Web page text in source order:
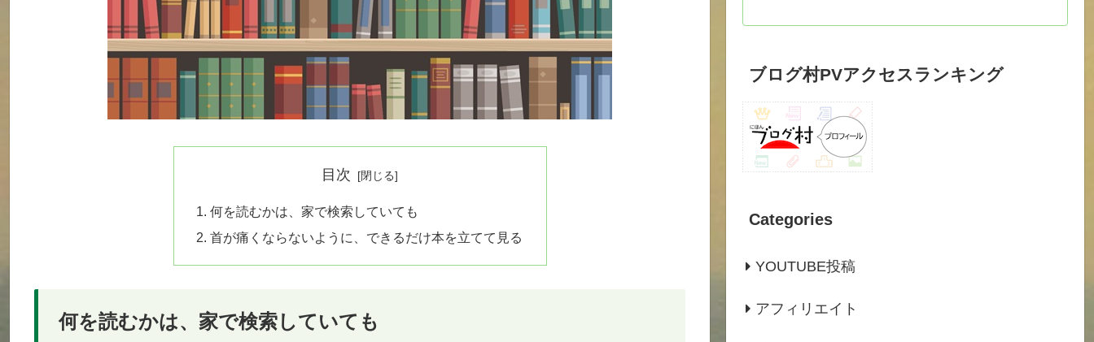
目次
何を読むかは、家で検索していても
首が痛くならないように、できるだけ本を立てて見る
何を読むかは、家で検索していても
ブログ村PVアクセスランキング
Categories
YOUTUBE投稿
アフィリエイト